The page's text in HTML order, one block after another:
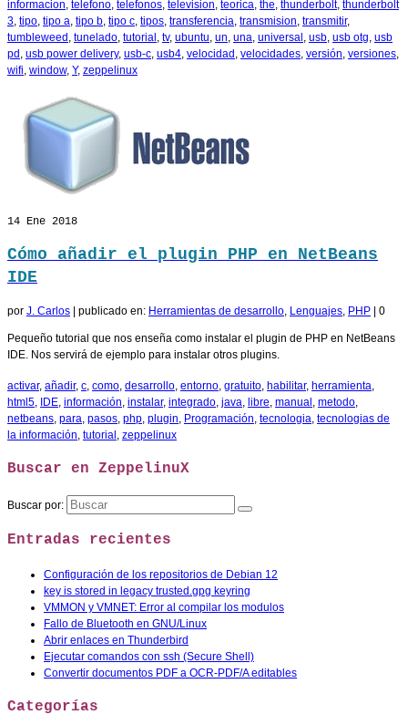
informacion, telefono, telefonos, television, teorica, the, thunderbolt, thunderbolt
3, tipo, tipo a, tipo b, tipo c, tipos, transferencia, transmision, transmitir,
tumbleweed , tunelado, tutorial , tv, ubuntu, un, una, universal , usb, usb otg, usb
pd , usb power delivery, usb-c, usb4, velocidad , velocidades, versión, versiones,
wifi, window, Y, zeppelinux
14 Ene 2018
Cómo añadir el plugin PHP en NetBeans
IDE
por J. Carlos publicado en: Herramientas de desarrollo, Lenguajes, PHP 0
Pequeño tutorial que nos enseña como instalar el plugin de PHP en NetBeans
IDE. Nos servirá de ejemplo para instalar otros plugins.
activar, añadir, c, como, desarrollo, entorno, gratuito, habilitar, herramienta,
html5, IDE, información, instalar, integrado, java, libre, manual , metodo,
netbeans, para, pasos, php, plugin, Programación, tecnologia, tecnologias de
la información, tutorial , zeppelinux
Buscar en ZeppelinuX
Buscar por:
Entradas recientes
Configuración de los repositorios de Debian 12
key is stored in legacy trusted.gpg keyring
VMMON y VMNET: Error al compilar los modulos
Fallo de Bluetooth en GNU/Linux
Abrir enlaces en Thunderbird
Ejecutar comandos con ssh (Secure Shell)
Convertir documentos PDF a OCR-PDF/A editables
Categorías